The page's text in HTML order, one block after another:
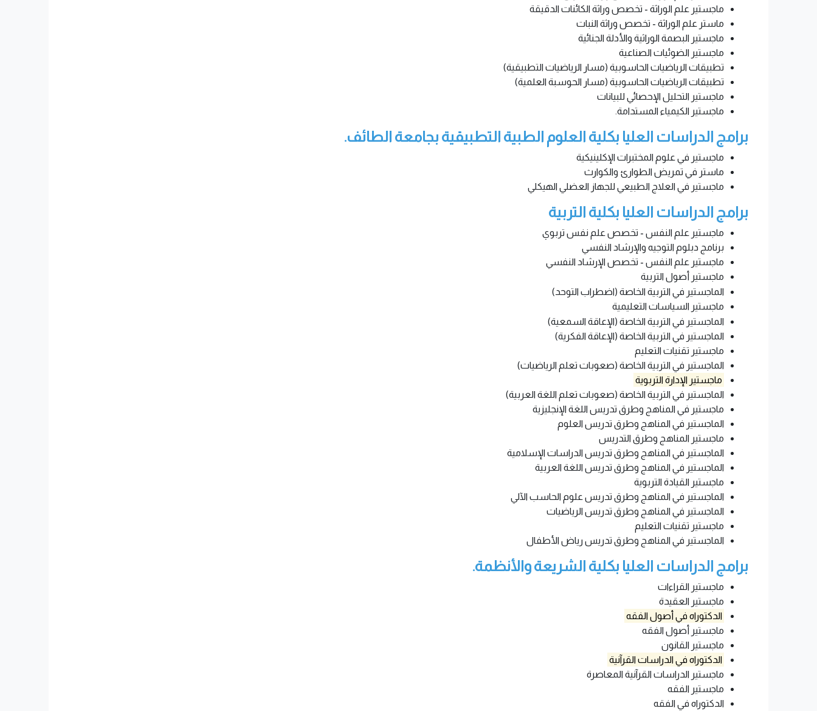
ماجستير علم الوراثة - تخصص وراثة الكائنات الدقيقة
ماستر علم الوراثة - تخصص وراثة النبات
ماجستير البصمة الوراثية والأدلة الجنائية
ماجستير الضوئيات الصناعية
تطبيقات الرياضيات الحاسوبية (مسار الرياضيات التطبيقية)
تطبيقات الرياضيات الحاسوبية (مسار الحوسبة العلمية)
ماجستير التحليل الإحصائي للبيانات
ماجستير الكيمياء المستدامة.
برامج الدراسات العليا بكلية العلوم الطبية التطبيقية بجامعة الطائف.
ماجستير في علوم المختبرات الإكلينيكية
ماستر في تمريض الطوارئ والكوارث
ماجستير في العلاج الطبيعي للجهاز العضلي الهيكلي
برامج الدراسات العليا بكلية التربية
ماجستير علم النفس - تخصص علم نفس تربوي
برنامج دبلوم التوجيه والإرشاد النفسي
ماجستير علم النفس - تخصص الإرشاد النفسي
ماجستير أصول التربية
الماجستير في التربية الخاصة (اضطراب التوحد)
ماجستير السياسات التعليمية
الماجستير في التربية الخاصة (الإعاقة السمعية)
الماجستير في التربية الخاصة (الإعاقة الفكرية)
ماجستير تقنيات التعليم
الماجستير في التربية الخاصة (صعوبات تعلم الرياضيات)
ماجستير الإدارة التربوية
الماجستير في التربية الخاصة (صعوبات تعلم اللغة العربية)
ماجستير في المناهج وطرق تدريس اللغة الإنجليزية
الماجستير في المناهج وطرق تدريس العلوم
ماجستير المناهج وطرق التدريس
الماجستير في المناهج وطرق تدريس الدراسات الإسلامية
الماجستير في المناهج وطرق تدريس اللغة العربية
ماجستير القيادة التربوية
الماجستير في المناهج وطرق تدريس علوم الحاسب الآلي
الماجستير في المناهج وطرق تدريس الرياضيات
ماجستير تقنيات التعليم
الماجستير في المناهج وطرق تدريس رياض الأطفال
برامج الدراسات العليا بكلية الشريعة والأنظمة.
ماجستير القراءات
ماجستير العقيدة
الدكتوراه في أصول الفقه
ماجستير أصول الفقه
ماجستير القانون
الدكتوراه في الدراسات القرآنية
ماجستير الدراسات القرآنية المعاصرة
ماجستير الفقه
الدكتوراه في الفقه